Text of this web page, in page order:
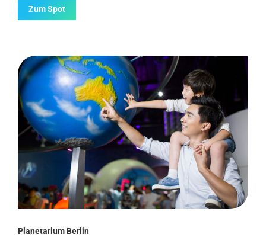
Zum Spot
Planetarium Berlin